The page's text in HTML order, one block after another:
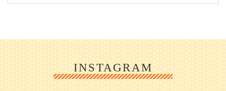
INSTAGRAM